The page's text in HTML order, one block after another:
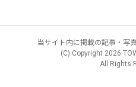
当サイト内に掲載の記事・写
(C) Copyright 2026
All Rights